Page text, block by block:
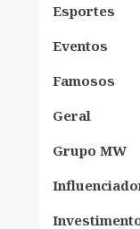
Esportes
Eventos
Famosos
Geral
Grupo MW